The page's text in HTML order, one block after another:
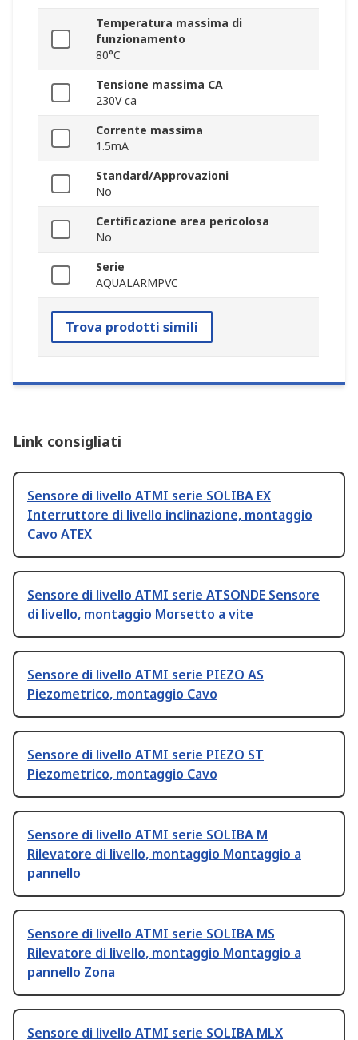
Temperatura massima di
funzionamento
80°C
Tensione massima CA
230V ca
Corrente massima
1.5mA
Standard/Approvazioni
No
Certificazione area pericolosa
No
Serie
AQUALARMPVC
Trova prodotti simili
Link consigliati
Sensore di livello ATMI serie SOLIBA EX
Interruttore di livello inclinazione, montaggio
Cavo ATEX
Sensore di livello ATMI serie ATSONDE Sensore
di livello, montaggio Morsetto a vite
Sensore di livello ATMI serie PIEZO AS
Piezometrico, montaggio Cavo
Sensore di livello ATMI serie PIEZO ST
Piezometrico, montaggio Cavo
Sensore di livello ATMI serie SOLIBA M
Rilevatore di livello, montaggio Montaggio a
pannello
Sensore di livello ATMI serie SOLIBA MS
Rilevatore di livello, montaggio Montaggio a
pannello Zona
Sensore di livello ATMI serie SOLIBA MLX